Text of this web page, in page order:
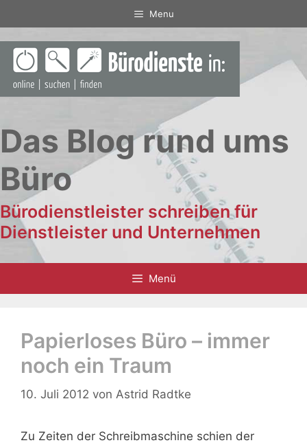
Inhalt
springen
Menu
Das Blog rund ums
Büro
Bürodienstleister schreiben für
Dienstleister und Unternehmen
Menü
Papierloses Büro – immer
noch ein Traum
10. Juli 2012 von Astrid Radtke
Zu Zeiten der Schreibmaschine schien der